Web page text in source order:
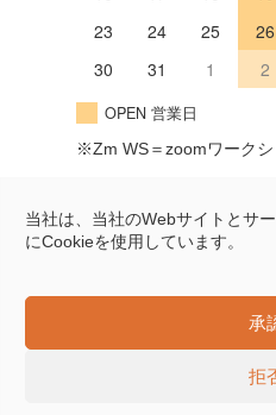
当社は、当社のWebサイトとサ
にCookieを使用しています。
承
拒
23
24 25 26
30
31 1 2
OPEN 営業日
※Zm WS＝zoomワーク
〒604-
樽屋
Tel 075-